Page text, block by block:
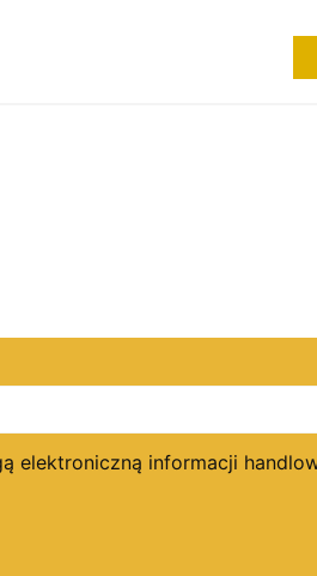
elektroniczną informacji